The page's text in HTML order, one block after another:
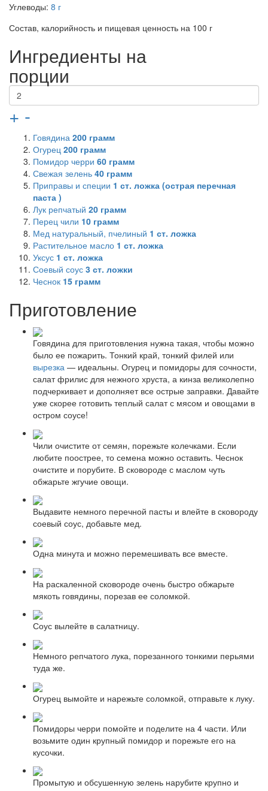
Углеводы: 8 г
Состав, калорийность и пищевая ценность на 100 г
Ингредиенты на
порции
+ -
Говядина 200 грамм
Огурец 200 грамм
Помидор черри 60 грамм
Свежая зелень 40 грамм
Приправы и специи 1 ст. ложка (острая перечная
паста )
Лук репчатый 20 грамм
Перец чили 10 грамм
Мед натуральный, пчелиный 1 ст. ложка
Растительное масло 1 ст. ложка
Уксус 1 ст. ложка
Соевый соус 3 ст. ложки
Чеснок 15 грамм
Приготовление
Говядина для приготовления нужна такая, чтобы можно
было ее пожарить. Тонкий край, тонкий филей или
вырезка — идеальны. Огурец и помидоры для сочности,
салат фрилис для нежного хруста, а кинза великолепно
подчеркивает и дополняет все острые заправки. Давайте
уже скорее готовить теплый салат с мясом и овощами в
остром соусе!
Чили очистите от семян, порежьте колечками. Если
любите поострее, то семена можно оставить. Чеснок
очистите и порубите. В сковороде с маслом чуть
обжарьте жгучие овощи.
Выдавите немного перечной пасты и влейте в сковороду
соевый соус, добавьте мед.
Одна минута и можно перемешивать все вместе.
На раскаленной сковороде очень быстро обжарьте
мякоть говядины, порезав ее соломкой.
Соус вылейте в салатницу.
Немного репчатого лука, порезанного тонкими перьями
туда же.
Огурец вымойте и нарежьте соломкой, отправьте к луку.
Помидоры черри помойте и поделите на 4 части. Или
возьмите один крупный помидор и порежьте его на
кусочки.
Промытую и обсушенную зелень нарубите крупно и